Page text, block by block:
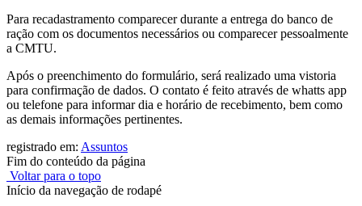
Para recadastramento comparecer durante a entrega do banco de
ração com os documentos necessários ou comparecer pessoalmente
a CMTU.
Após o preenchimento do formulário, será realizado uma vistoria
para confirmação de dados. O contato é feito através de whatts app
ou telefone para informar dia e horário de recebimento, bem como
as demais informações pertinentes.
registrado em: Assuntos
Fim do conteúdo da página
Voltar para o topo
Início da navegação de rodapé